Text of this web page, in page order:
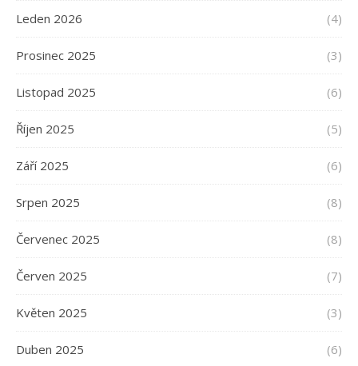
Leden 2026 (4)
Prosinec 2025 (3)
Listopad 2025 (6)
Říjen 2025 (5)
Září 2025 (6)
Srpen 2025 (8)
Červenec 2025 (8)
Červen 2025 (7)
Květen 2025 (3)
Duben 2025 (6)